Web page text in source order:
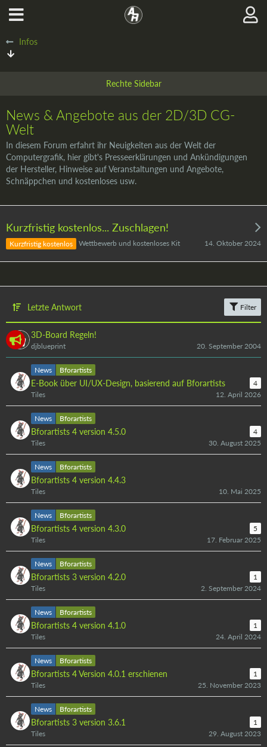
Infos
News & Angebote aus der 2D/3D CG-
Welt
In diesem Forum erfahrt ihr Neuigkeiten aus der Welt der
Computergrafik, hier gibt's Presseerklärungen und Ankündigungen
der Hersteller, Hinweise auf Veranstaltungen und Angebote,
Schnäppchen und kostenloses usw.
Kurzfristig kostenlos... Zuschlagen!
Kurzfristig kostenlos Wettbewerb und kostenloses Kit 14. Oktober 2024
Letzte Antwort Filter
3D-Board Regeln!
djblueprint 20. September 2004
News Bforartists
E-Book über UI/UX-Design, basierend auf Bforartists
4
Tiles
12. April 2026
News Bforartists
Bforartists 4 version 4.5.0
4
Tiles
30. August 2025
News Bforartists
Bforartists 4 version 4.4.3
Tiles 10. Mai 2025
News Bforartists
Bforartists 4 version 4.3.0
5
Tiles
17. Februar 2025
News Bforartists
Bforartists 3 version 4.2.0
1
Tiles
2. September 2024
News Bforartists
Bforartists 4 version 4.1.0
1
Tiles
24. April 2024
News Bforartists
Bforartists 4 Version 4.0.1 erschienen
1
Tiles
25. November 2023
News Bforartists
Bforartists 3 version 3.6.1
1
Tiles
29. August 2023